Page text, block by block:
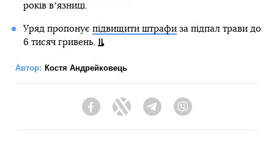
років вʼязниці.
Уряд пропонує підвищити штрафиза підпал трави до
6 тисяч гривень.
Автор: Костя Андрейковець
FacebookTwitter Telegram